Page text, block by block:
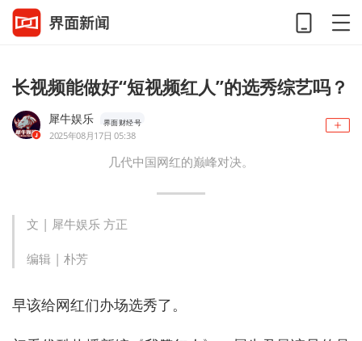
长视频能做好“短视频红人”的选秀综艺吗？
犀牛娱乐 界面财经号
2025年08月17日 05:38
几代中国网红的巅峰对决。
文 | 犀牛娱乐 方正
编辑 | 朴芳
早该给网红们办场选秀了。